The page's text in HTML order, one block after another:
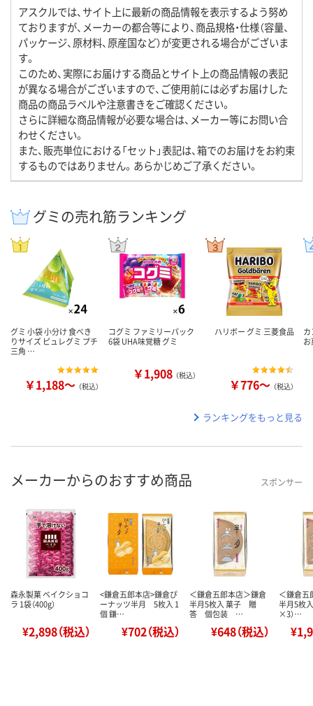
アスクルでは、サイト上に最新の商品情報を表示するよう努め
ておりますが、メーカーの都合等により、商品規格・仕様（容量、
パッケージ、原材料、原産国など）が変更される場合がございま
す。
このため、実際にお届けする商品とサイト上の商品情報の表記
が異なる場合がございますので、ご使用前には必ずお届けした
商品の商品ラベルや注意書きをご確認ください。
さらに詳細な商品情報が必要な場合は、メーカー等にお問い合
わせください。
また、販売単位における「セット」表記は、箱でのお届けをお約束
するものではありません。あらかじめご了承ください。
グミの売れ筋ランキング
グミ 小袋 小分け 食べき
りサイズ ピュレグミ プチ
三角 …
￥1,188～ （税込）
コグミ ファミリーパック
6袋 UHA味覚糖 グミ
￥1,908 （税込）
ハリボー グミ 三菱食品
￥776～ （税込）
ランキングをもっと見る
メーカーからのおすすめ商品 スポンサー
森永製菓 ベイクショコ
ラ 1袋（400g）
¥2,898（税込）
<鎌倉五郎本店>鎌倉ぴ
ーナッツ半月 5枚入 1
個 鎌…
¥702（税込）
＜鎌倉五郎本店＞鎌倉
半月5枚入 菓子 贈
答 個包装 …
¥648（税込）
＜鎌倉五
半月5枚
×3）…